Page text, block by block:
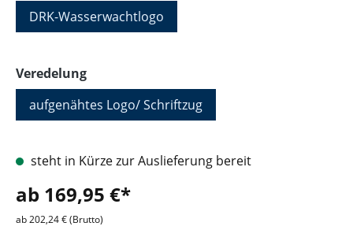
DRK-Wasserwachtlogo
Veredelungauswählen
aufgenähtes Logo/ Schriftzug
steht in Kürze zur Auslieferung bereit
ab 169,95 €*
ab 202,24 € (Brutto)